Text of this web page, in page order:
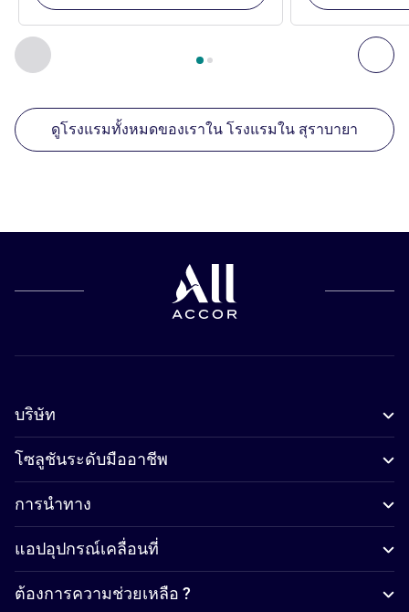
ก่อนหน้า - สถานประกอบการอื่นของเราที่อยู่ใกล้เคียง ถั
หน้า1 , สถานประกอบการอื่นของเราที่อยู่ใกล้เคียง 1 :,
ดูโรงแรมทั้งหมดของเราใน โรงแรมใน สุราบายา
บริษัท
โซลูชันระดับมืออาชีพ
การนำทาง
แอปอุปกรณ์เคลื่อนที่
ต้องการความช่วยเหลือ ?